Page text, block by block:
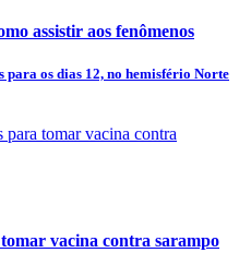
assistir aos fenômenos
para os dias 12, no hemisfério Norte
vacina contra sarampo